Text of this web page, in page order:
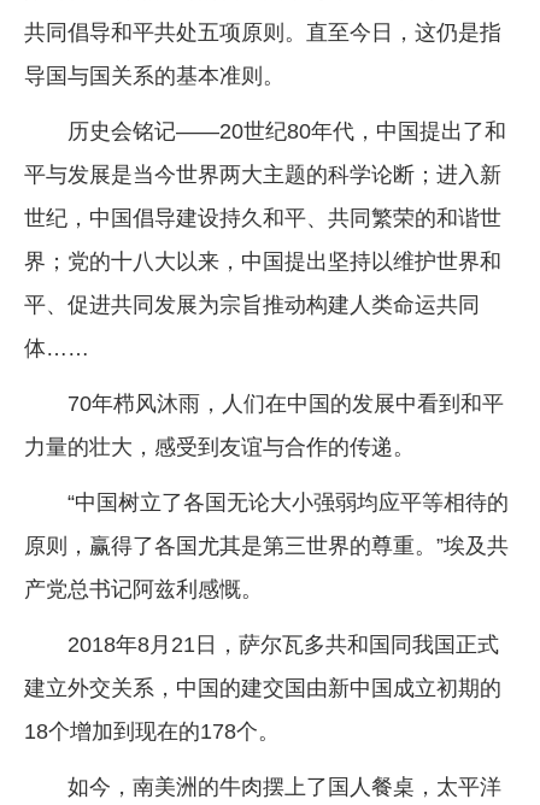
共同倡导和平共处五项原则。直至今日，这仍是指
导国与国关系的基本准则。
历史会铭记——20世纪80年代，中国提出了和
平与发展是当今世界两大主题的科学论断；进入新
世纪，中国倡导建设持久和平、共同繁荣的和谐世
界；党的十八大以来，中国提出坚持以维护世界和
平、促进共同发展为宗旨推动构建人类命运共同
体……
70年栉风沐雨，人们在中国的发展中看到和平
力量的壮大，感受到友谊与合作的传递。
“中国树立了各国无论大小强弱均应平等相待的
原则，赢得了各国尤其是第三世界的尊重。”埃及共
产党总书记阿兹利感慨。
2018年8月21日，萨尔瓦多共和国同我国正式
建立外交关系，中国的建交国由新中国成立初期的
18个增加到现在的178个。
如今，南美洲的牛肉摆上了国人餐桌，太平洋